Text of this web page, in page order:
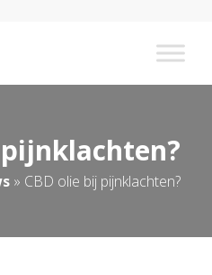
» CBD olie bij pijnklachten?